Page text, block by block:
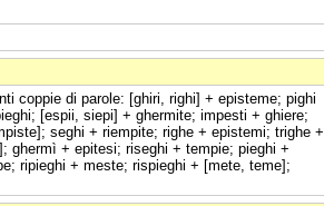
coppie di parole: [ghiri, righi] + episteme; pighi
[espii, siepi] + ghermite; impesti + ghiere;
seghi + riempite; righe + epistemi; trighe +
ghermì + epitesi; riseghi + tempie; pieghi +
ripieghi + meste; rispieghi + [mete, teme];